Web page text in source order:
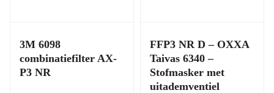
3M 6098
combinatiefilter AX-
P3 NR
FFP3 NR D – OXXA
Taivas 6340 –
Stofmasker met
uitademventiel